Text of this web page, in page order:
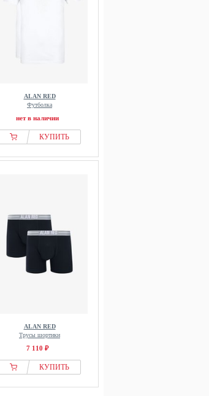
ALAN RED
Футболка
нет в наличии
КУПИТЬ
ALAN RED
Трусы шортики
7 110 ₽
КУПИТЬ